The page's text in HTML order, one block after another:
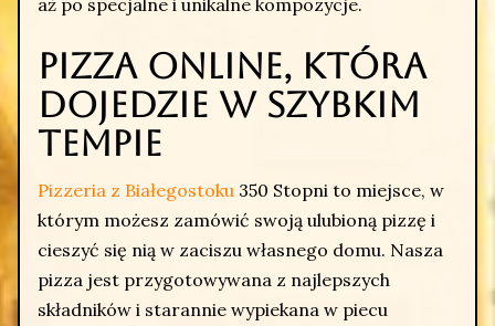
aż po specjalne i unikalne kompozycje.
Pizza online, która
dojedzie w szybkim
tempie
Pizzeria z Białegostoku 350 Stopni to miejsce, w
którym możesz zamówić swoją ulubioną pizzę i
cieszyć się nią w zaciszu własnego domu. Nasza
pizza jest przygotowywana z najlepszych
składników i starannie wypiekana w piecu